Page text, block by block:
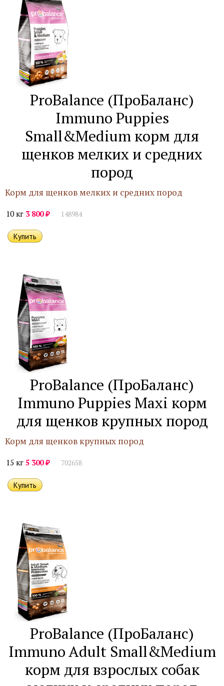
ProBalance (ПроБаланс)
Immuno Puppies
Small&Medium корм для
щенков мелких и средних
пород
Корм для щенков мелких и средних пород
10 кг 3 800₽ 148984
ProBalance (ПроБаланс)
Immuno Puppies Maxi корм
для щенков крупных пород
Корм для щенков крупных пород
15 кг 5 300₽ 702658
ProBalance (ПроБаланс)
Immuno Adult Small&Medium
корм для взрослых собак